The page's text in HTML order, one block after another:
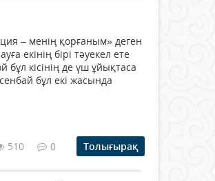
– менің қорғаным» деген
екінің бірі тәуекел ете
кісінің де үш ұйықтаса
бұл екі жасында
510 0 Толығырақ